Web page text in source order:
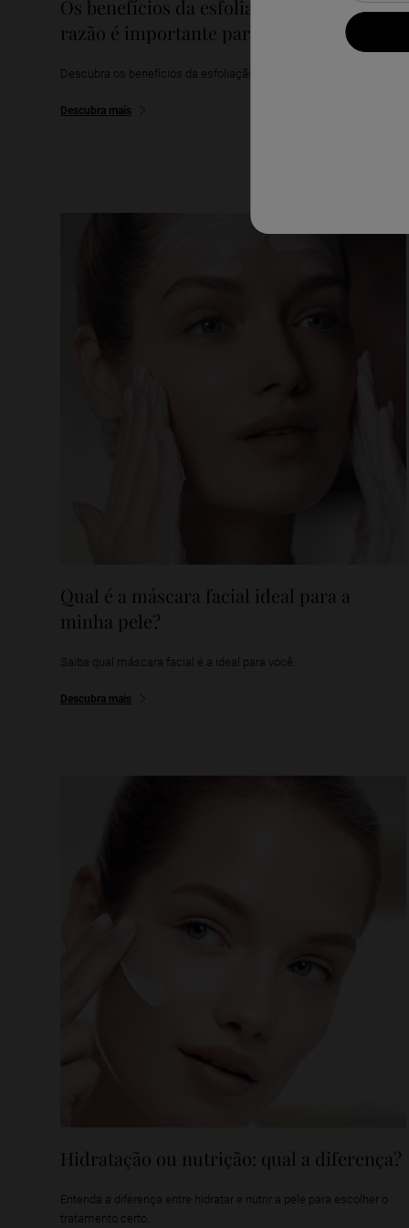
Os benefícios da esfoliação e por que
razão é importante para a sua pele
Descubra os benefícios da esfoliação para cuidar da sua pele.
Descubra mais
Qual é a máscara facial ideal para a
minha pele?
Saiba qual máscara facial é a ideal para você.
Descubra mais
Hidratação ou nutrição: qual a diferença?
Entenda a diferença entre hidratar e nutrir a pele para escolher o
tratamento certo.